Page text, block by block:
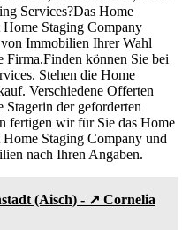
Services?Das Home
Staging Company
Immobilien Ihrer Wahl
Firma.Finden können Sie bei
Stehen die Home
Verschiedene Offerten
der geforderten
fertigen wir für Sie das Home
Staging Company und
nach Ihren Angaben.
(Aisch) - ↗️ Cornelia